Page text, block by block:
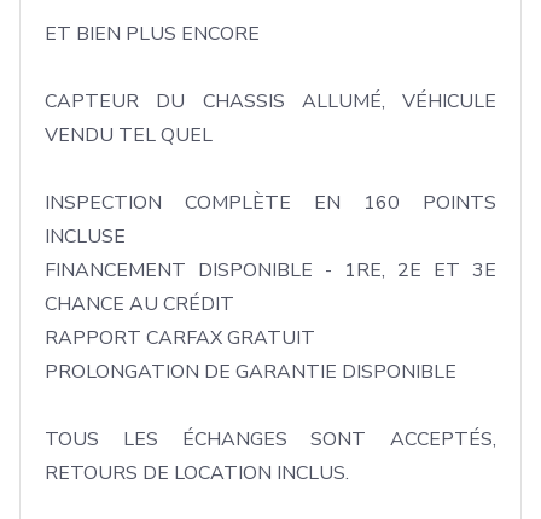
ET BIEN PLUS ENCORE
CAPTEUR DU CHASSIS ALLUMÉ, VÉHICULE
VENDU TEL QUEL
INSPECTION COMPLÈTE EN 160 POINTS
INCLUSE
FINANCEMENT DISPONIBLE - 1RE, 2E ET 3E
CHANCE AU CRÉDIT
RAPPORT CARFAX GRATUIT
PROLONGATION DE GARANTIE DISPONIBLE
TOUS LES ÉCHANGES SONT ACCEPTÉS,
RETOURS DE LOCATION INCLUS.